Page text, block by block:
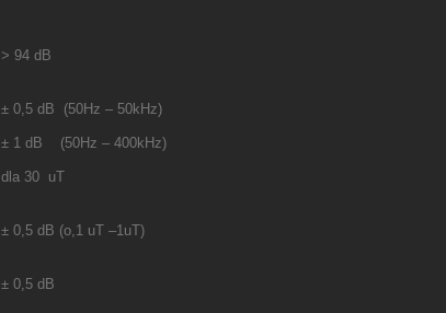
> 94 dB
± 0,5 dB (50Hz – 50kHz)
± 1 dB (50Hz – 400kHz)
dla 30 uT
± 0,5 dB (o,1 uT –1uT)
± 0,5 dB